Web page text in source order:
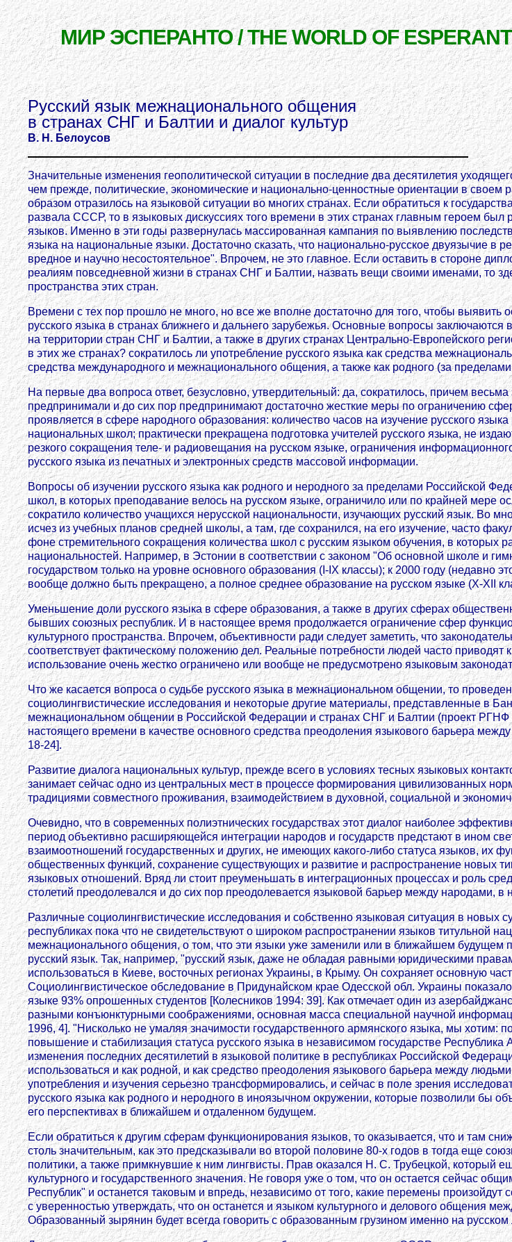
МИР ЭСПЕРАНТО / THE WORLD OF
Русский язык межнационального общения
в странах СНГ и Балтии и диалог культур
В. Н. Белоусов
Значительные изменения геополитической ситуации в последние два десятилетия
чем прежде, политические, экономические и национально-ценностные ориентации в своем
образом отразилось на языковой ситуации во многих странах. Если обратиться к
развала СССР, то в языковых дискуссиях того времени в этих странах главным героем был
языков. Именно в эти годы развернулась массированная кампания по выявлению
языка на национальные языки. Достаточно сказать, что национально-русское двуязычие в
вредное и научно несостоятельное". Впрочем, не это главное. Если оставить в стороне
реалиям повседневной жизни в странах СНГ и Балтии, назвать вещи своими именами, то
пространства этих стран.
Времени с тех пор прошло не много, но все же вполне достаточно для того, чтобы выявить
русского языка в странах ближнего и дальнего зарубежья. Основные вопросы
на территории стран СНГ и Балтии, а также в других странах Центрально-Европейского
в этих же странах? сократилось ли употребление русского языка как средства
средства международного и межнационального общения, а также как родного (за
На первые два вопроса ответ, безусловно, утвердительный: да, сократилось, причем
предпринимали и до сих пор предпринимают достаточно жесткие меры по ограничению
проявляется в сфере народного образования: количество часов на изучение русского
национальных школ; практически прекращена подготовка учителей русского языка, не
резкого сокращения теле- и радиовещания на русском языке, ограничения
русского языка из печатных и электронных средств массовой информации.
Вопросы об изучении русского языка как родного и неродного за пределами Российской
школ, в которых преподавание велось на русском языке, ограничило или по крайней мере
сократило количество учащихся нерусской национальности, изучающих русский язык. Во
исчез из учебных планов средней школы, а там, где сохранился, на его изучение, часто
фоне стремительного сокращения количества школ с русским языком обучения, в которых
национальностей. Например, в Эстонии в соответствии с законом "Об основной школе и
государством только на уровне основного образования (I-IХ классы); к 2000 году (недавно
вообще должно быть прекращено, а полное среднее образование на русском языке (Х-ХII
Уменьшение доли русского языка в сфере образования, а также в других сферах
бывших союзных республик. И в настоящее время продолжается ограничение сфер
культурного пространства. Впрочем, объективности ради следует заметить, что
соответствует фактическому положению дел. Реальные потребности людей часто приводят
использование очень жестко ограничено или вообще не предусмотрено языковым
Что же касается вопроса о судьбе русского языка в межнациональном общении, то
социолингвистические исследования и некоторые другие материалы, представленные в
межнациональном общении в Российской Федерации и странах СНГ и Балтии (проект РГНФ
настоящего времени в качестве основного средства преодоления языкового барьера
18-24].
Развитие диалога национальных культур, прежде всего в условиях тесных языковых
занимает сейчас одно из центральных мест в процессе формирования цивилизованных
традициями совместного проживания, взаимодействием в духовной, социальной и
Очевидно, что в современных полиэтнических государствах этот диалог наиболее
период объективно расширяющейся интеграции народов и государств предстают в ином
взаимоотношений государственных и других, не имеющих какого-либо статуса языков, их
общественных функций, сохранение существующих и развитие и распространение новых
языковых отношений. Вряд ли стоит преуменьшать в интеграционных процессах и роль
столетий преодолевался и до сих пор преодолевается языковой барьер между народами,
Различные социолингвистические исследования и собственно языковая ситуация в новых
республиках пока что не свидетельствуют о широком распространении языков титульной
межнационального общения, о том, что эти языки уже заменили или в ближайшем будущем
русский язык. Так, например, "русский язык, даже не обладая равными юридическими
использоваться в Киеве, восточных регионах Украины, в Крыму. Он сохраняет основную
Социолингвистическое обследование в Придунайском крае Одесской обл. Украины
языке 93% опрошенных студентов [Колесников 1994: 39]. Как отмечает один из
разными конъюнктурными соображениями, основная масса специальной научной
1996, 4]. "Нисколько не умаляя значимости государственного армянского языка, мы хотим:
повышение и стабилизация статуса русского языка в независимом государстве
изменения последних десятилетий в языковой политике в республиках Российской
использоваться и как родной, и как средство преодоления языкового барьера между
употребления и изучения серьезно трансформировались, и сейчас в поле зрения
русского языка как родного и неродного в иноязычном окружении, которые позволили бы
его перспективах в ближайшем и отдаленном будущем.
Если обратиться к другим сферам функционирования языков, то оказывается, что и там
столь значительным, как это предсказывали во второй половине 80-х годов в тогда еще
политики, а также примкнувшие к ним лингвисты. Прав оказался Н. С. Трубецкой, который
культурного и государственного значения. Не говоря уже о том, что он остается сейчас
Республик" и останется таковым и впредь, независимо от того, какие перемены
с уверенностью утверждать, что он останется и языком культурного и делового общения
Образованный зырянин будет всегда говорить с образованным грузином именно на